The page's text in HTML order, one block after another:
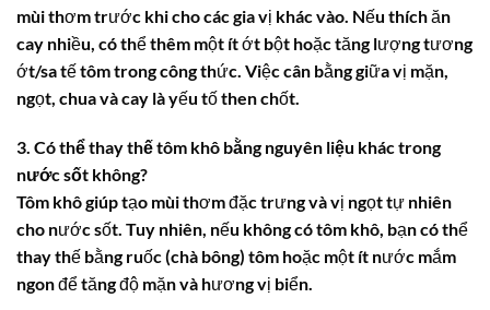
mùi thơm trước khi cho các gia vị khác vào. Nếu thích ăn
cay nhiều, có thể thêm một ít ớt bột hoặc tăng lượng tương
ớt/sa tế tôm trong công thức. Việc cân bằng giữa vị mặn,
ngọt, chua và cay là yếu tố then chốt.
3. Có thể thay thế tôm khô bằng nguyên liệu khác trong
nước sốt không?
Tôm khô giúp tạo mùi thơm đặc trưng và vị ngọt tự nhiên
cho nước sốt. Tuy nhiên, nếu không có tôm khô, bạn có thể
thay thế bằng ruốc (chà bông) tôm hoặc một ít nước mắm
ngon để tăng độ mặn và hương vị biển.